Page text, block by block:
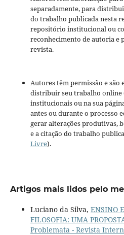
separadamente, para
do trabalho publicada nesta
repositório institucional ou
reconhecimento de autoria e
revista.
Autores têm permissão e são
distribuir seu trabalho online
institucionais ou na sua
antes ou durante o processo
gerar alterações produtivas,
e a citação do trabalho
Livre).
Artigos mais lidos pelo
Luciano da Silva, ENSINO
FILOSOFIA: UMA
Problemata - Revista